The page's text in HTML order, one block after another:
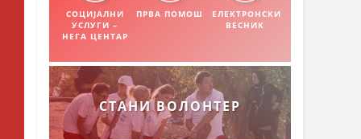
СОЦИЈАЛНИ
УСЛУГИ –
НЕГА ЦЕНТАР
ПРВА ПОМОШ
ЕЛЕКТРОНСКИ
ВЕСНИК
СТАНИ ВОЛОНТЕР